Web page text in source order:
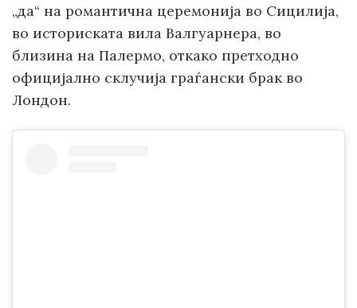
„да“ на романтична церемонија во Сицилија,
во историската вила Валгуарнера, во
близина на Палермо, откако претходно
официјално склучија граѓански брак во
Лондон.